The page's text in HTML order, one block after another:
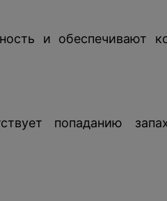
и обеспечивают
попаданию